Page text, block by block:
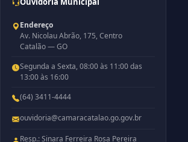
Endereço
Av. Nicolau Abrão, 175, Centro
Catalão — GO
Segunda a Sexta, 08:00 às 11:00 das
13:00 às 16:00
(64) 3411-4444
ouvidoria@camaracatalao.go.gov.br
Resp.: Sinara Ferreira Rosa Pereira